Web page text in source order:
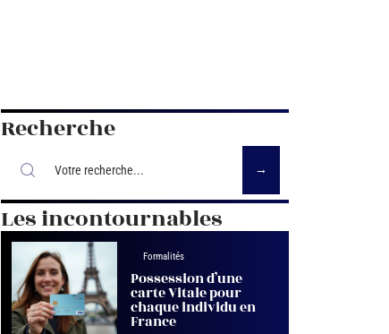
Recherche
Les incontournables
Formalités
Possession d’une
carte Vitale pour
chaque individu en
France